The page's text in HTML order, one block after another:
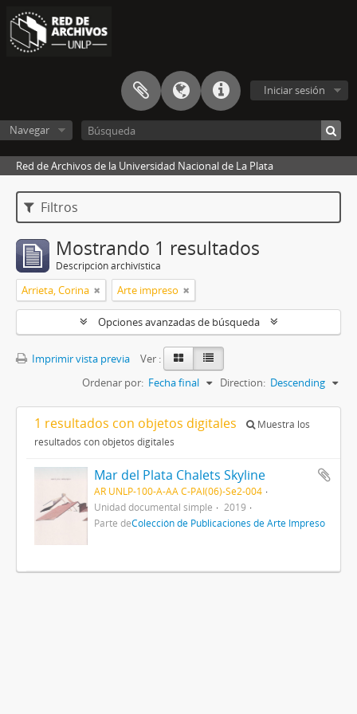
Iniciar sesión
Navegar
Red de Archivos de la Universidad Nacional de La Plata
Filtros
Mostrando 1 resultados
Descripción archivística
Arrieta, Corina Arte impreso
Opciones avanzadas de búsqueda
Imprimir vista previa
Ver :
Ordenar por: Fecha final Direction: Descending
1 resultados con objetos digitales
Muestra los
resultados con objetos digitales
Mar del Plata Chalets Skyline
AR UNLP-100-A-AA C-PAI(06)-Se2-004
Unidad documental simple
2019
Parte deColección de Publicaciones de Arte Impreso